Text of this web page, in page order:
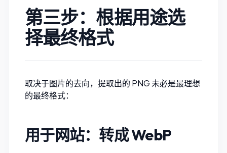
第三步：根据用途选
择最终格式
取决于图片的去向，提取出的 PNG 未必是最理想
的最终格式：
用于网站：转成 WebP